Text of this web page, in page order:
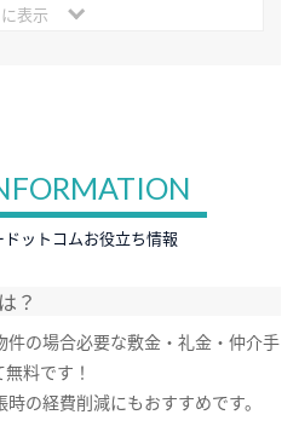
表示
ットコムお役立ち情報
？
件の場合必要な敷金・礼金・仲介手
料です！
の経費削減にもおすすめです。